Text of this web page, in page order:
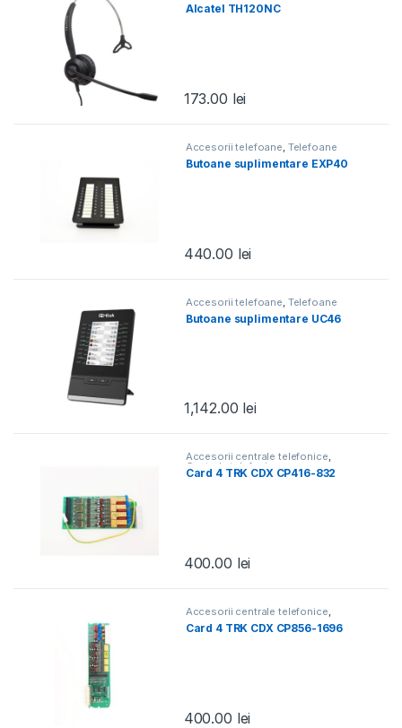
Alcatel TH120NC
173.00 lei
Accesorii telefoane, Telefoane
Butoane suplimentare EXP40
440.00 lei
Accesorii telefoane Telefoane
Butoane suplimentare UC46
1,142.00 lei
Accesorii centrale telefonice,
Centrale telefonice
Card 4 TRK CDX CP416-832
400.00 lei
Accesorii centrale telefonice,
Centrale telefonice
Card 4 TRK CDX CP856-1696
400.00 lei